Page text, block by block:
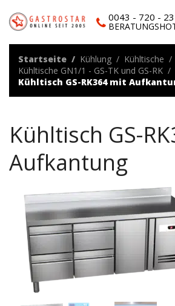
0043 - 720 -
Startseite Kühlung
Kühltische
Kühltische GN1/1 - GS-TK und GS-RK
Kühltisch GS-RK364 mit
Kühltisch GS-
Aufkantung